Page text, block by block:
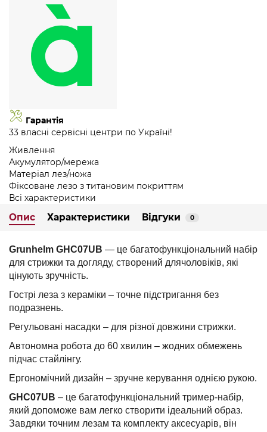
Гарантія
33 власні сервісні центри по Україні!
Живлення
Акумулятор/мережа
Матеріал лез/ножа
Фіксоване лезо з титановим покриттям
Всі характеристики
Опис Характеристики Відгуки 0
Grunhelm GHC07UB — це багатофункціональний набір
для стрижки та догляду, створений длячоловіків, які
цінують зручність.
Гострі леза з кераміки – точне підстригання без
подразнень.
Регульовані насадки – для різної довжини стрижки.
Автономна робота до 60 хвилин – жодних обмежень
підчас стайлінгу.
Ергономічний дизайн – зручне керування однією рукою.
GHC07UB – це багатофункціональний тример-набір,
який допоможе вам легко створити ідеальний образ.
Завдяки точним лезам та комплекту аксесуарів, він